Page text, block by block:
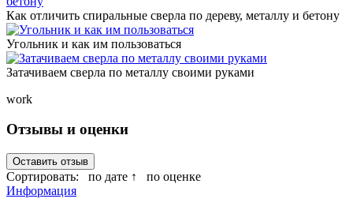
Как отличить спиральные сверла по дереву, металлу и бетону
Угольник и как им пользоваться
Затачиваем сверла по металлу своими руками
work
Отзывы и оценки
Оставить отзыв
Сортировать: по дате ↑
по оценке
Информация